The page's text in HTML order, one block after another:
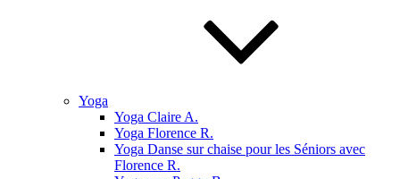
Yoga
Yoga Claire A.
Yoga Florence R.
Yoga Danse sur chaise pour les Séniors avec
Florence R.